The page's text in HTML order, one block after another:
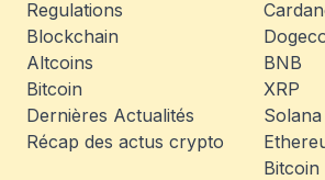
Regulations
Blockchain
Altcoins
Bitcoin
Dernières Actualités
Récap des actus crypto
BNB
XRP
Solana
Bitcoin